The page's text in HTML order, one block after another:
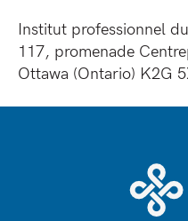
Institut professionnel
117, promenade
Ottawa (Ontario) K2G